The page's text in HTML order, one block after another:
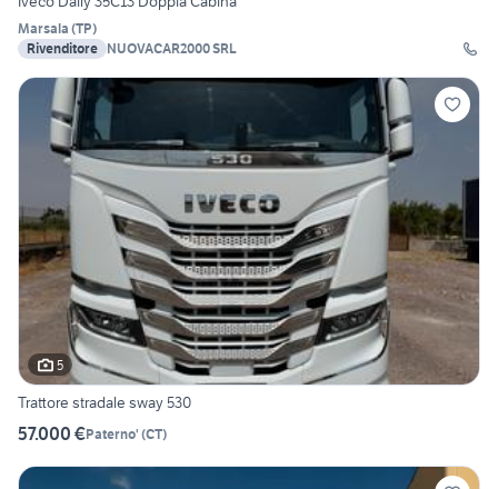
Marsala (TP)
Rivenditore NUOVACAR2000 SRL
5
Trattore stradale sway 530
57.000 €Paterno' (CT)